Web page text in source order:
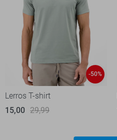
-50%
Lerros T-shirt
15,00 29,99